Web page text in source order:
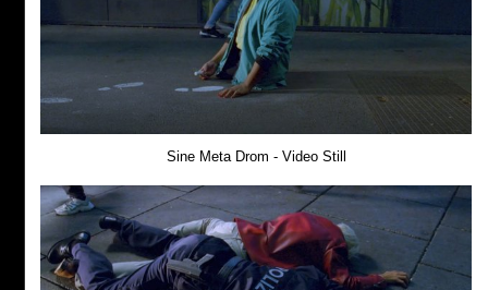
Sine Meta Drom - Video Still